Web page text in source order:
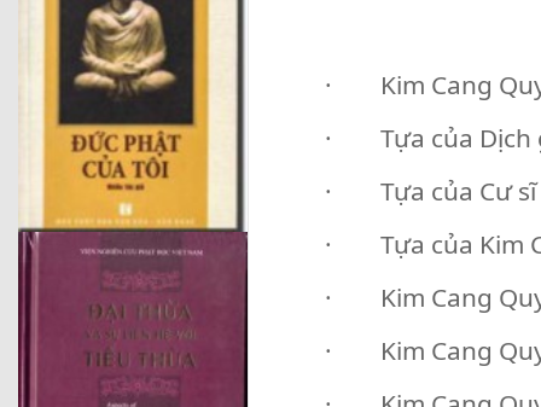
· Kim Cang
· Tựa của Dịch
· Tựa của Cư sĩ
· Tựa của Kim
· Kim Cang
· Kim Cang